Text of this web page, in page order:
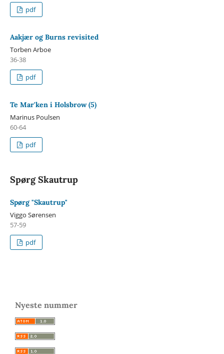
pdf
Aakjær og Burns revisited
Torben Arboe
36-38
pdf
Te Mar'ken i Holsbrow (5)
Marinus Poulsen
60-64
pdf
Spørg Skautrup
Spørg "Skautrup"
Viggo Sørensen
57-59
pdf
Nyeste nummer